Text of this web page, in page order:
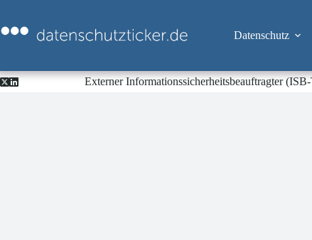
springen
Datenschutz
Externer Informationssicherheitsbeauftragter